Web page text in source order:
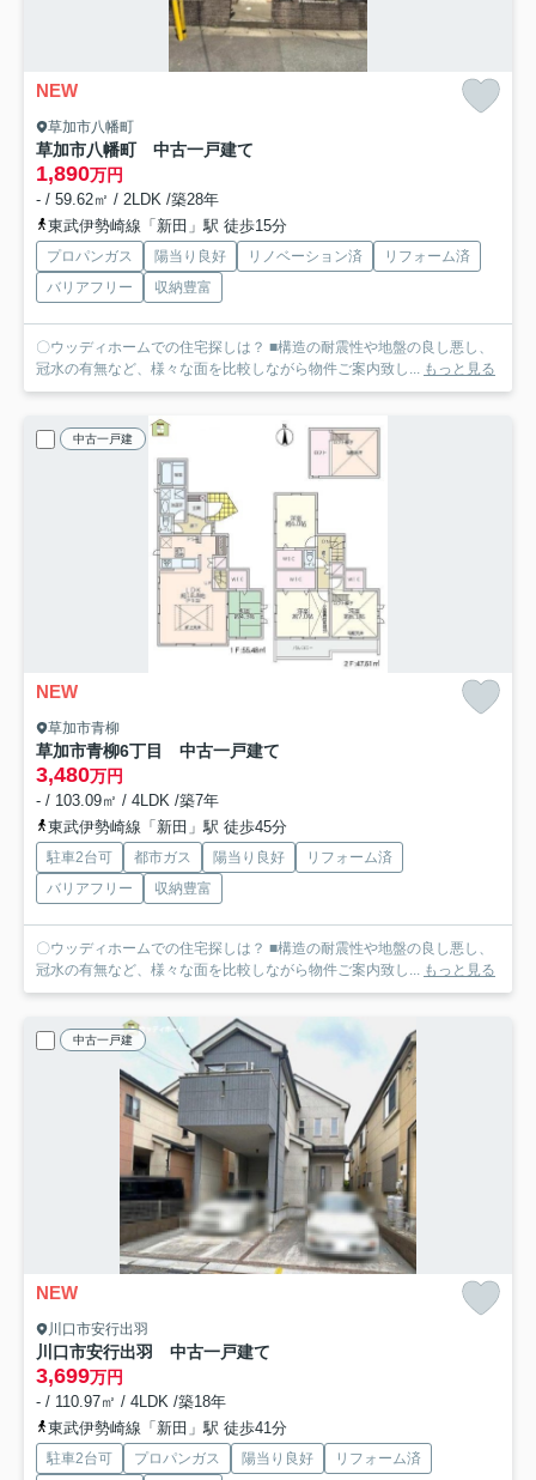
NEW
草加市八幡町
草加市八幡町 中古一戸建て
1,890万円
- / 59.62㎡ / 2LDK /築28年
東武伊勢崎線「新田」駅 徒歩15分
プロパンガス 陽当り良好 リノベーション済
リフォーム済
バリアフリー
収納豊富
〇ウッディホームでの住宅探しは？ ■構造の耐震性や地盤の良し悪し、
冠水の有無など、様々な面を比較しながら物件ご案内致し... もっと見る
中古一戸建
NEW
草加市青柳
草加市青柳6丁目 中古一戸建て
3,480万円
- / 103.09㎡ / 4LDK /築7年
東武伊勢崎線「新田」駅 徒歩45分
駐車2台可 都市ガス 陽当り良好
リフォーム済
バリアフリー
収納豊富
〇ウッディホームでの住宅探しは？ ■構造の耐震性や地盤の良し悪し、
冠水の有無など、様々な面を比較しながら物件ご案内致し... もっと見る
中古一戸建
NEW
川口市安行出羽
川口市安行出羽 中古一戸建て
3,699万円
- / 110.97㎡ / 4LDK /築18年
東武伊勢崎線「新田」駅 徒歩41分
駐車2台可 プロパンガス 陽当り良好
リフォーム済